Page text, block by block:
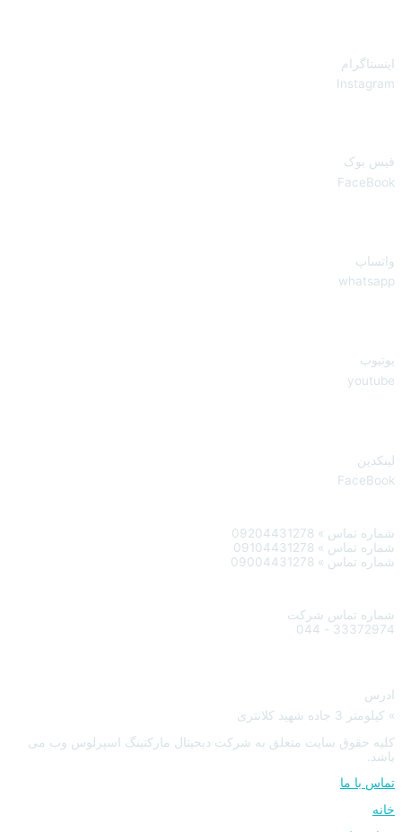
اینستاگرام
Instagram
فیس بوک
FaceBook
واتساپ
whatsapp
یوتیوب
youtube
لینکدین
FaceBook
شماره تماس » 09204431278
شماره تماس » 09104431278
شماره تماس » 09004431278
شماره تماس شرکت
33372974 - 044
ادرس
» کیلومتر 3 جاده شهید کلانتری
کلیه حقوق سایت متعلق به شرکت دیجیتال مارکتینگ اسپرلوس وب می
باشد.
تماس با ما
خانه